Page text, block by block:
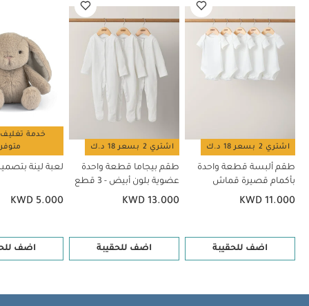
قماش عضوي بلون أبيض - 5 قطع
طقم بيجاما قطعة واحدة عضوية
بلون أبيض - 3 قطع
لعبة لينة بتصميم أرنب لعبة صغيرة بتصميم قرد
لعبة لينة بتصميم دب
اشتري 2 بسعر 18 د.ك
طقم ألبسة قطعة واحدة
بأكمام قصيرة قماش
عضوي بلون أبيض - 5 قطع
KWD 11.000
اضف للحقيبة
اشتري 2 بسعر 18 د.ك
طقم بيجاما قطعة واحدة
عضوية بلون أبيض - 3 قطع
KWD 13.000
اضف للحقيبة
خدمة تغليف
لعبة لينة
KWD 5.000
اضف